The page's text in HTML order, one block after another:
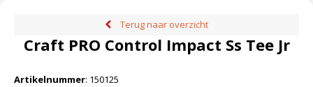
Terug naar overzicht
Craft PRO Control Impact Ss Tee Jr
Artikelnummer: 150125